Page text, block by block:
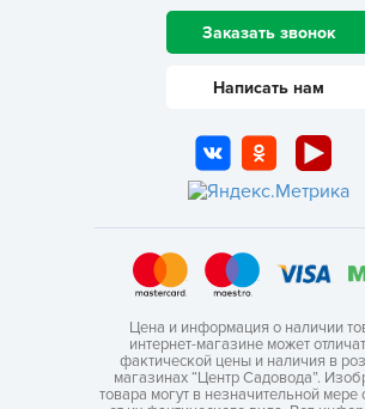
Заказать звонок
Написать нам
Цена и информация о наличии
интернет-магазине может
фактической цены и наличия в
магазинах “Центр Садовода”.
товара могут в незначительной мере